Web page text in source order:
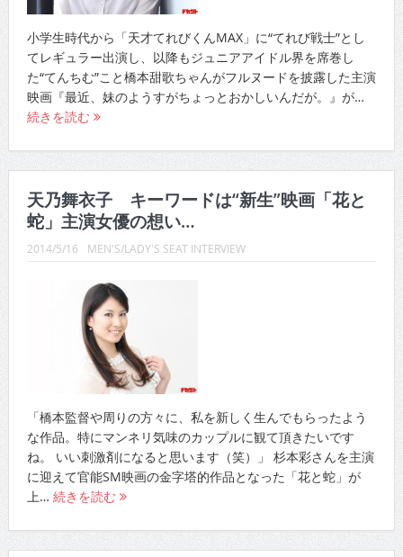
CINEMA×STYLE 285号
CINEMA×STYLE 294号
小学生時代から「天才てれびくんMAX」に“てれび戦士”とし
てレギュラー出演し、以降もジュニアアイドル界を席巻し
た“てんちむ”こと橋本甜歌ちゃんがフルヌードを披露した主演
映画『最近、妹のようすがちょっとおかしいんだが。』が…
続きを読む
天乃舞衣子 キーワードは“新生”映画「花と
蛇」主演女優の想い…
2014/5/16 MEN'S/LADY'S SEAT INTERVIEW
「橋本監督や周りの方々に、私を新しく生んでもらったよう
な作品。特にマンネリ気味のカップルに観て頂きたいです
ね。 いい刺激剤になると思います（笑）」 杉本彩さんを主演
に迎えて官能SM映画の金字塔的作品となった「花と蛇」が
上… 続きを読む